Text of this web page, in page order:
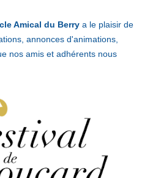
Amical du Berry a le plaisir de
annonces d'animations,
nos amis et adhérents nous